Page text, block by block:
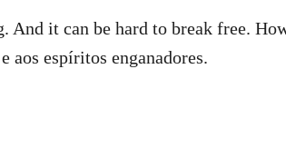
And it can be hard to break free.
aos espíritos enganadores.